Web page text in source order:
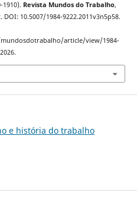
1910). Revista Mundos do Trabalho,
10.5007/1984-9222.2011v3n5p58.
article/view/1984-
e história do trabalho